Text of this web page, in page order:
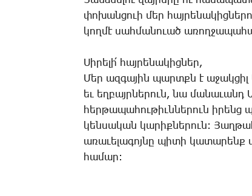
փո­խան­ցո­ւի մեր
կող­մէ սահ­մա­նո­ւած
­Սի­րե­լի՛ հայ­րե­նա­կից­ներ,
­Մեր ազ­գա­յին պարտքն է ա­ջակ­ցիլ
եւ­ եղ­բայր­նե­րուն, նա
­հեր­թա­պա­հու­թիւն­նե­րուն ի­րենց
կեն­սա­կան կա­րիք­նե­րուն:
ա­ռա­ւե­լա­գոյ­նը պի­տի կա­տա­րենք
հա­մար: